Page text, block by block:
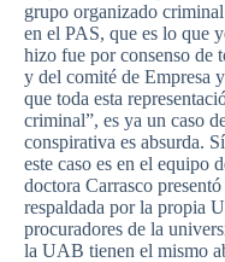
grupo organizado
en el PAS, que es lo que
hizo fue por consenso de
y del comité de Empresa
que toda esta
criminal”, es ya un caso
conspirativa es absurda.
este caso es en el equipo
doctora Carrasco
respaldada por la propia
procuradores de la
la UAB tienen el mismo